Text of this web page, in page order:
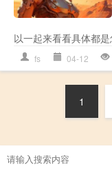
以一起来看看具体都
fs 04-12
1